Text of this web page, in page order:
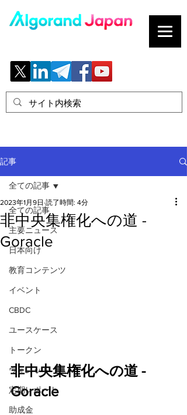
記事
全ての記事
主要ニュース
日本向け
教育コンテンツ
イベント
CBDC
ユースケース
トークン
ウォレット
定期レポート
助成金
全ての記事
非中央集権化への道 -
Goracle
2023年1月9日 読了時間: 4分
非中央集権化への道 -
Goracle